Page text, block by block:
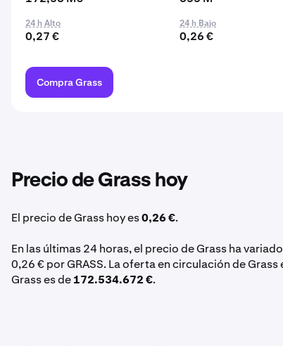
24 h Alto
0,27 €
24 h Bajo
0,26 €
Compra Grass
Precio de Grass hoy
El precio de Grass hoy es0,26 €.
En las últimas 24 horas, el precio de Grass ha
0,26 € por GRASS. La oferta en circulación de
Grass es de172.534.672 €.